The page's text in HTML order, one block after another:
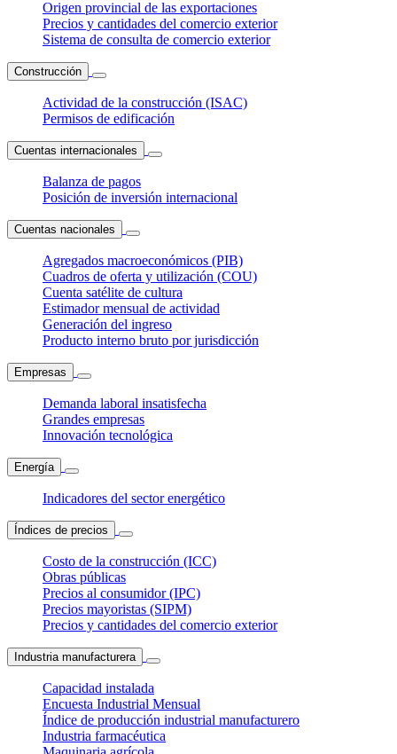
Origen provincial de las exportaciones
Precios y cantidades del comercio exterior
Sistema de consulta de comercio exterior
Construcción
Actividad de la construcción (ISAC)
Permisos de edificación
Cuentas internacionales
Balanza de pagos
Posición de inversión internacional
Cuentas nacionales
Agregados macroeconómicos (PIB)
Cuadros de oferta y utilización (COU)
Cuenta satélite de cultura
Estimador mensual de actividad
Generación del ingreso
Producto interno bruto por jurisdicción
Empresas
Demanda laboral insatisfecha
Grandes empresas
Innovación tecnológica
Energía
Indicadores del sector energético
Índices de precios
Costo de la construcción (ICC)
Obras públicas
Precios al consumidor (IPC)
Precios mayoristas (SIPM)
Precios y cantidades del comercio exterior
Industria manufacturera
Capacidad instalada
Encuesta Industrial Mensual
Índice de producción industrial manufacturero
Industria farmacéutica